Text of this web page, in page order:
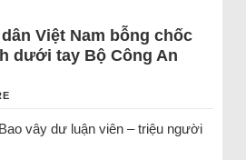
Việt Nam bỗng chốc
dưới tay Bộ Công An
Bao vây dư luận viên – triệu người